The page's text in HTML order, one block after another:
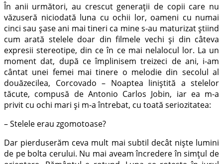
În anii următori, au crescut generaţii de copii care nu
văzuseră niciodată luna cu ochii lor, oameni cu numai
cinci sau şase ani mai tineri ca mine s-au maturizat ştiind
cum arată stelele doar din filmele vechi şi din câteva
expresii stereotipe, din ce în ce mai nelalocul lor. La un
moment dat, după ce împlinisem treizeci de ani, i-am
cântat unei femei mai tinere o melodie din secolul al
douăzecilea, Corcovado – Noaptea liniştită a stelelor
tăcute, compusă de Antonio Carlos Jobin, iar ea m-a
privit cu ochi mari şi m-a întrebat, cu toată seriozitatea:
– Stelele erau zgomotoase?
Dar pierduserăm ceva mult mai subtil decât nişte lumini
de pe bolta cerului. Nu mai aveam încredere în simţul de